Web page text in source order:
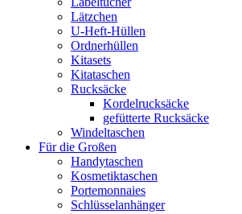
Lätzchen
U-Heft-Hüllen
Ordnerhüllen
Kitasets
Kitataschen
Rucksäcke
Kordelrucksäcke
gefütterte Rucksäcke
Windeltaschen
Für die Großen
Handytaschen
Kosmetiktaschen
Portemonnaies
Schlüsselanhänger